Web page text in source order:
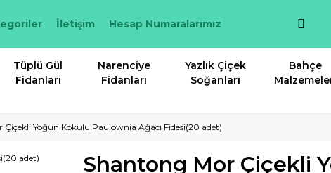
İletişim Hesap Numaralarımız
Tüplü Gül
Fidanları
Narenciye
Fidanları
Yazlık Çiçek
Soğanları
Bahçe
Çiçekli Yoğun Kokulu Paulownia Ağacı Fidesi(20 adet)
Shantong Mor Çiçekli